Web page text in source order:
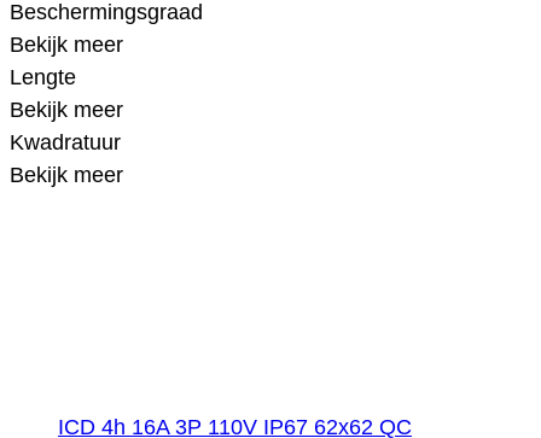
Beschermingsgraad
Bekijk meer
Lengte
Bekijk meer
Kwadratuur
Bekijk meer
ICD 4h 16A 3P 110V IP67 62x62 QC